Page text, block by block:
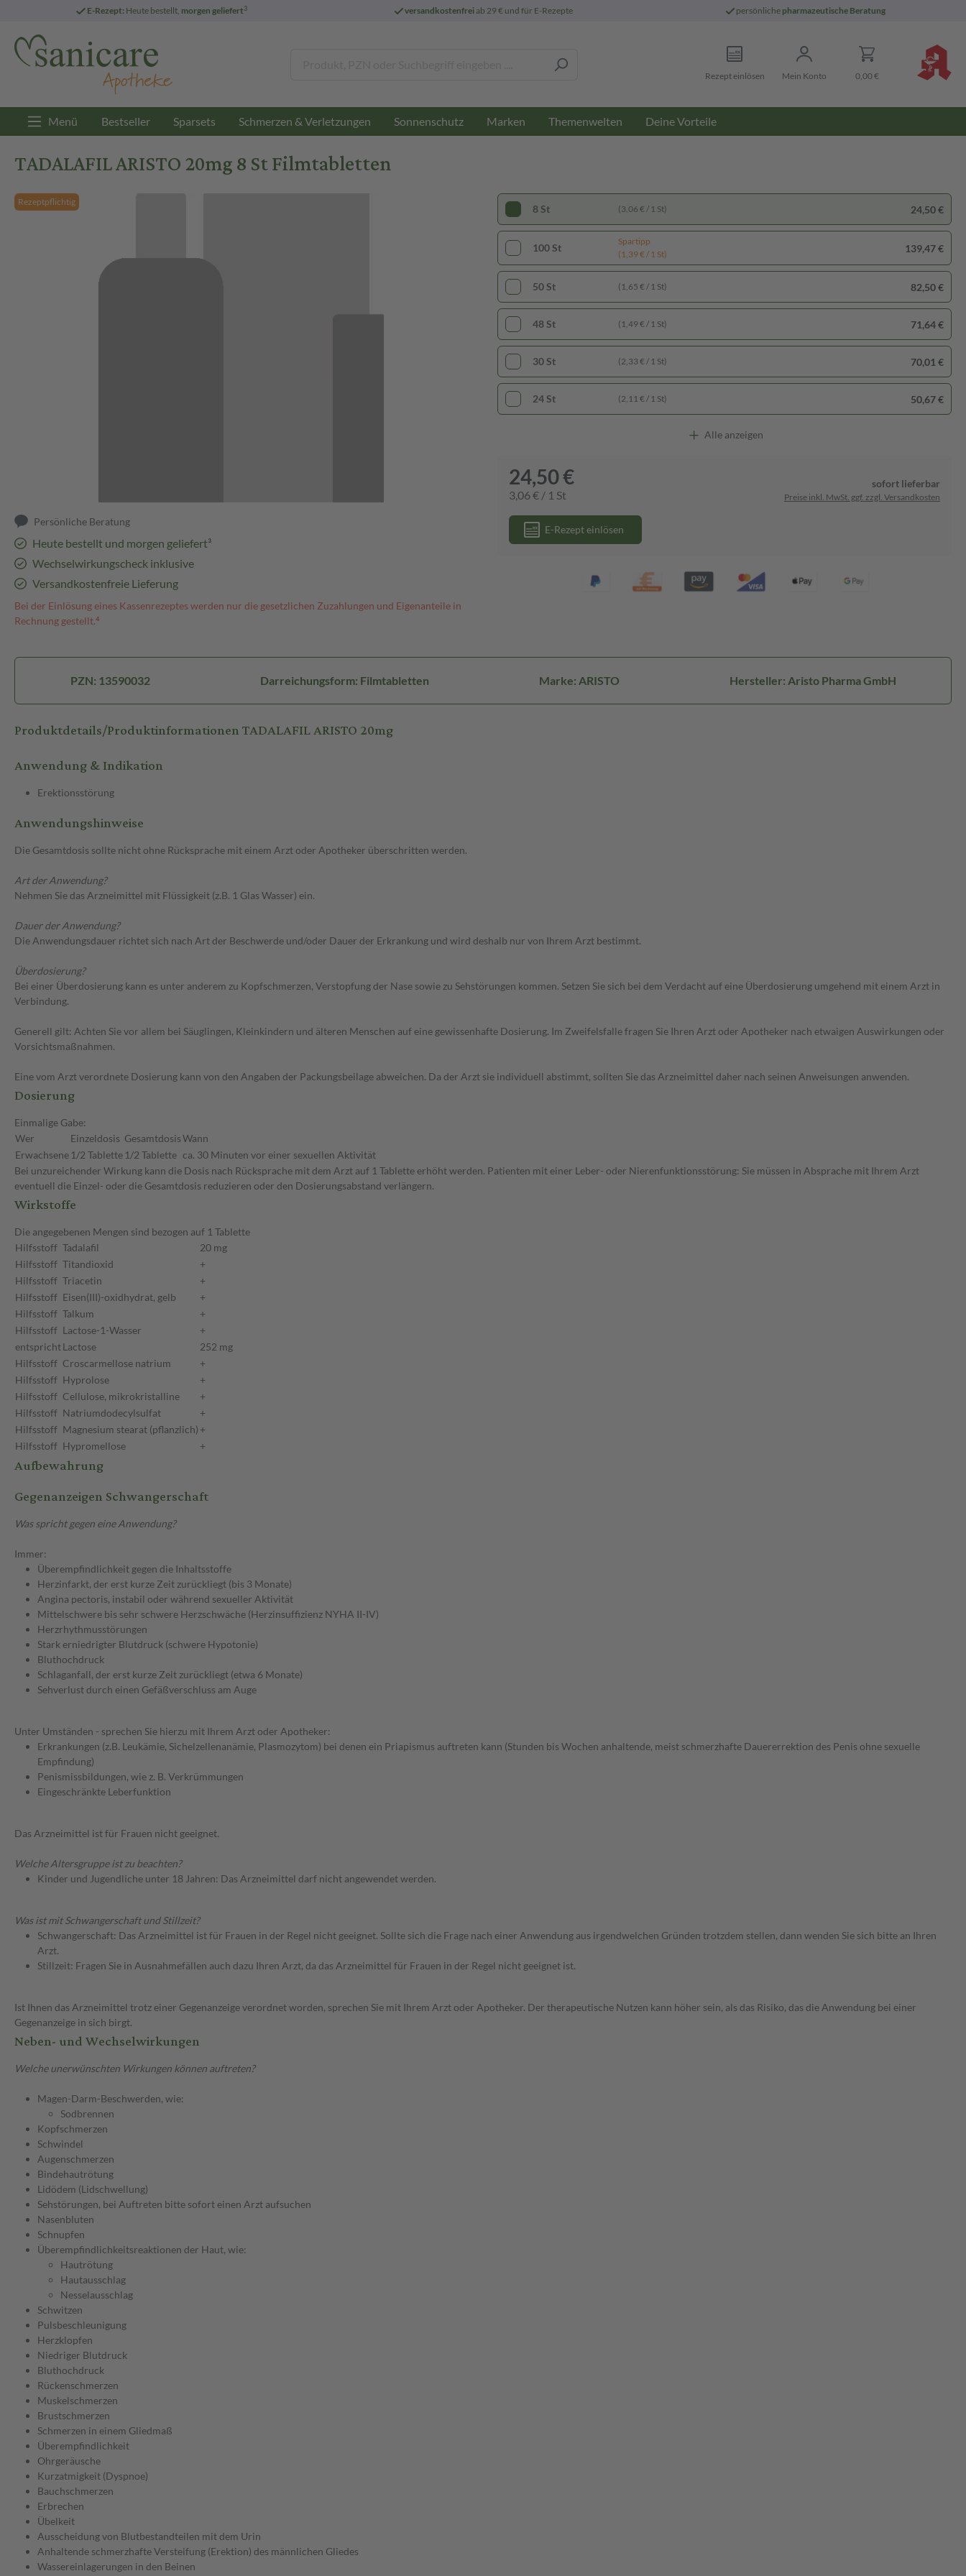
E-Rezept: Heute bestellt, morgen geliefert3 versandkostenfreiab 29 € und für E-Rezepte persönliche pharmazeutische Beratung
Rezept einlösen Mein Konto 0,00 €
Menü Bestseller Sparsets Schmerzen & Verletzungen Sonnenschutz Marken Themenwelten Deine Vorteile
TADALAFIL ARISTO 20mg 8 St Filmtabletten
Rezeptpflichtig
Persönliche Beratung
Heute bestellt und morgen geliefert³
Wechselwirkungscheck inklusive
Versandkostenfreie Lieferung
Bei der Einlösung eines Kassenrezeptes werden nur die gesetzlichen Zuzahlungen und Eigenanteile in
Rechnung gestellt.⁴
100 St
Spartipp
(1,39 € / 1 St)
139,47 €
50 St (1,65 € / 1 St) 82,50 €
48 St (1,49 € / 1 St) 71,64 €
30 St (2,33 € / 1 St) 70,01 €
24 St (2,11 € / 1 St) 50,67 €
8 St (3,06 € / 1 St) 24,50 €
Alle anzeigen
24,50 €
3,06 € / 1 St
sofort lieferbar
Preise inkl. MwSt. ggf. zzgl. Versandkosten
E-Rezept einlösen
PZN: 13590032 Darreichungsform: Filmtabletten Marke: ARISTO Hersteller: Aristo Pharma GmbH
Produktdetails/Produktinformationen TADALAFIL ARISTO 20mg
Anwendung & Indikation
Erektionsstörung
Anwendungshinweise
Die Gesamtdosis sollte nicht ohne Rücksprache mit einem Arzt oder Apotheker überschritten werden.
Art der Anwendung?
Nehmen Sie das Arzneimittel mit Flüssigkeit (z.B. 1 Glas Wasser) ein.
Dauer der Anwendung?
Die Anwendungsdauer richtet sich nach Art der Beschwerde und/oder Dauer der Erkrankung und wird deshalb nur von Ihrem Arzt bestimmt.
Überdosierung?
Bei einer Überdosierung kann es unter anderem zu Kopfschmerzen, Verstopfung der Nase sowie zu Sehstörungen kommen. Setzen Sie sich bei dem Verdacht auf eine Überdosierung umgehend mit einem Arzt in
Verbindung.
Generell gilt: Achten Sie vor allem bei Säuglingen, Kleinkindern und älteren Menschen auf eine gewissenhafte Dosierung. Im Zweifelsfalle fragen Sie Ihren Arzt oder Apotheker nach etwaigen Auswirkungen oder
Vorsichtsmaßnahmen.
Eine vom Arzt verordnete Dosierung kann von den Angaben der Packungsbeilage abweichen. Da der Arzt sie individuell abstimmt, sollten Sie das Arzneimittel daher nach seinen Anweisungen anwenden.
Dosierung
Einmalige Gabe:
Wer
Einzeldosis GesamtdosisWann
Erwachsene 1/2 Tablette 1/2 Tablette ca. 30 Minuten vor einer sexuellen Aktivität
Bei unzureichender Wirkung kann die Dosis nach Rücksprache mit dem Arzt auf 1 Tablette erhöht werden. Patienten mit einer Leber- oder Nierenfunktionsstörung: Sie müssen in Absprache mit Ihrem Arzt
eventuell die Einzel- oder die Gesamtdosis reduzieren oder den Dosierungsabstand verlängern.
Wirkstoffe
Die angegebenen Mengen sind bezogen auf 1 Tablette
Hilfsstoff Tadalafil
20 mg
Hilfsstoff Titandioxid
+
Hilfsstoff Triacetin
+
Hilfsstoff Eisen(III)-oxidhydrat, gelb
+
Hilfsstoff Talkum
+
Hilfsstoff Lactose-1-Wasser
+
entsprichtLactose
252 mg
Hilfsstoff Croscarmellose natrium
+
Hilfsstoff Hyprolose
+
Hilfsstoff Cellulose, mikrokristalline
+
Hilfsstoff Natriumdodecylsulfat
+
Hilfsstoff Magnesium stearat (pflanzlich) +
Hilfsstoff Hypromellose +
Aufbewahrung
Gegenanzeigen Schwangerschaft
Was spricht gegen eine Anwendung?
Immer:
Überempfindlichkeit gegen die Inhaltsstoffe
Herzinfarkt, der erst kurze Zeit zurückliegt (bis 3 Monate)
Angina pectoris, instabil oder während sexueller Aktivität
Mittelschwere bis sehr schwere Herzschwäche (Herzinsuffizienz NYHA II-IV)
Herzrhythmusstörungen
Stark erniedrigter Blutdruck (schwere Hypotonie)
Bluthochdruck
Schlaganfall, der erst kurze Zeit zurückliegt (etwa 6 Monate)
Sehverlust durch einen Gefäßverschluss am Auge
Unter Umständen - sprechen Sie hierzu mit Ihrem Arzt oder Apotheker:
Erkrankungen (z.B. Leukämie, Sichelzellenanämie, Plasmozytom) bei denen ein Priapismus auftreten kann (Stunden bis Wochen anhaltende, meist schmerzhafte Dauererrektion des Penis ohne sexuelle
Empfindung)
Penismissbildungen, wie z. B. Verkrümmungen
Eingeschränkte Leberfunktion
Das Arzneimittel ist für Frauen nicht geeignet.
Welche Altersgruppe ist zu beachten?
Kinder und Jugendliche unter 18 Jahren: Das Arzneimittel darf nicht angewendet werden.
Was ist mit Schwangerschaft und Stillzeit?
Schwangerschaft: Das Arzneimittel ist für Frauen in der Regel nicht geeignet. Sollte sich die Frage nach einer Anwendung aus irgendwelchen Gründen trotzdem stellen, dann wenden Sie sich bitte an Ihren
Arzt.
Stillzeit: Fragen Sie in Ausnahmefällen auch dazu Ihren Arzt, da das Arzneimittel für Frauen in der Regel nicht geeignet ist.
Ist Ihnen das Arzneimittel trotz einer Gegenanzeige verordnet worden, sprechen Sie mit Ihrem Arzt oder Apotheker. Der therapeutische Nutzen kann höher sein, als das Risiko, das die Anwendung bei einer
Gegenanzeige in sich birgt.
Neben- und Wechselwirkungen
Welche unerwünschten Wirkungen können auftreten?
Magen-Darm-Beschwerden, wie:
Sodbrennen
Kopfschmerzen
Schwindel
Augenschmerzen
Bindehautrötung
Lidödem (Lidschwellung)
Sehstörungen, bei Auftreten bitte sofort einen Arzt aufsuchen
Nasenbluten
Schnupfen
Überempfindlichkeitsreaktionen der Haut, wie:
Hautrötung
Hautausschlag
Nesselausschlag
Schwitzen
Pulsbeschleunigung
Herzklopfen
Niedriger Blutdruck
Bluthochdruck
Rückenschmerzen
Muskelschmerzen
Brustschmerzen
Schmerzen in einem Gliedmaß
Überempfindlichkeit
Ohrgeräusche
Kurzatmigkeit (Dyspnoe)
Bauchschmerzen
Erbrechen
Übelkeit
Ausscheidung von Blutbestandteilen mit dem Urin
Anhaltende schmerzhafte Versteifung (Erektion) des männlichen Gliedes
Wassereinlagerungen in den Beinen